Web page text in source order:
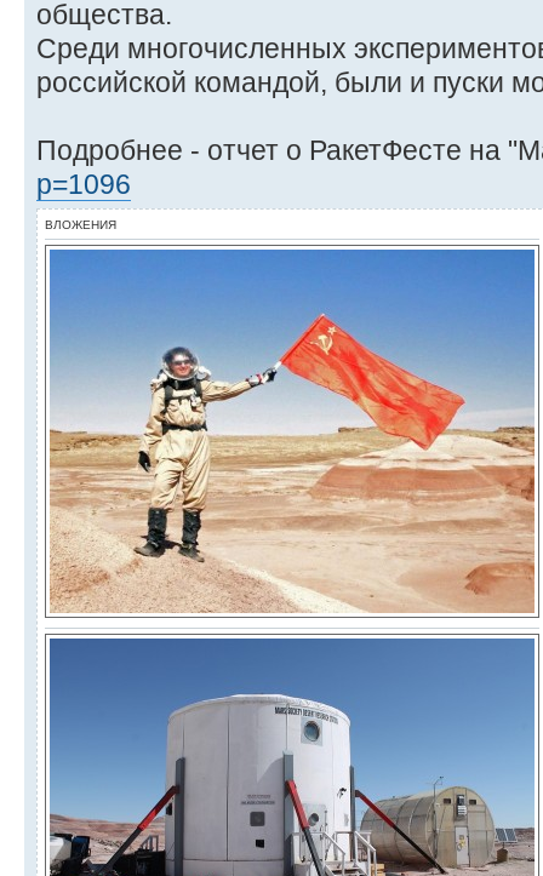
общества.
Среди многочисленных
российской командой, были и пуски
Подробнее - отчет о РакетФесте на
p=1096
ВЛОЖЕНИЯ